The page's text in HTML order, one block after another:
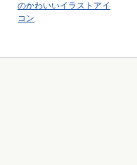
のかわいいイラストアイ
コン